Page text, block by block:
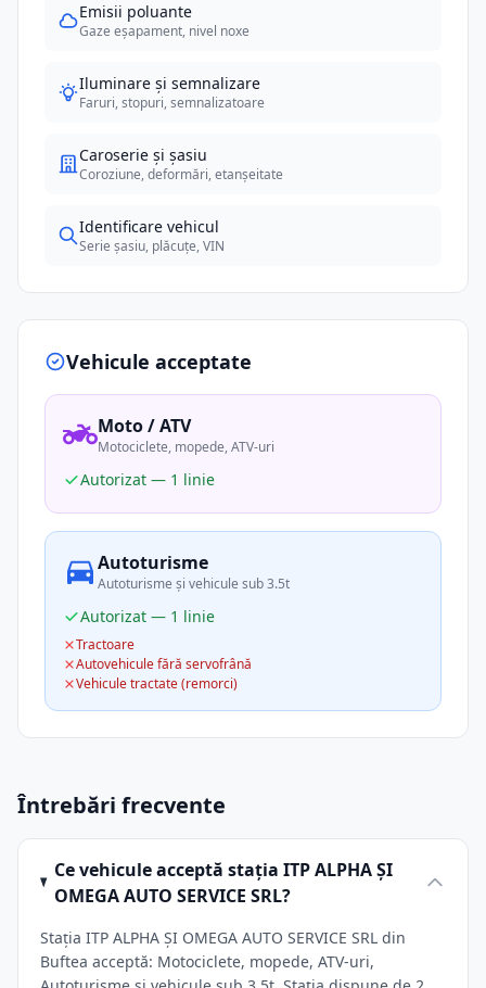
Emisii poluante
Gaze eșapament, nivel noxe
Iluminare și semnalizare
Faruri, stopuri, semnalizatoare
Caroserie și șasiu
Coroziune, deformări, etanșeitate
Identificare vehicul
Serie șasiu, plăcuțe, VIN
Vehicule acceptate
Moto / ATV
Motociclete, mopede, ATV-uri
Autorizat — 1 linie
Autoturisme
Autoturisme și vehicule sub 3.5t
Autorizat — 1 linie
Tractoare
Autovehicule fără servofrână
Vehicule tractate (remorci)
Întrebări frecvente
Ce vehicule acceptă stația ITP ALPHA ŞI
OMEGA AUTO SERVICE SRL?
Stația ITP ALPHA ŞI OMEGA AUTO SERVICE SRL din
Buftea acceptă: Motociclete, mopede, ATV-uri,